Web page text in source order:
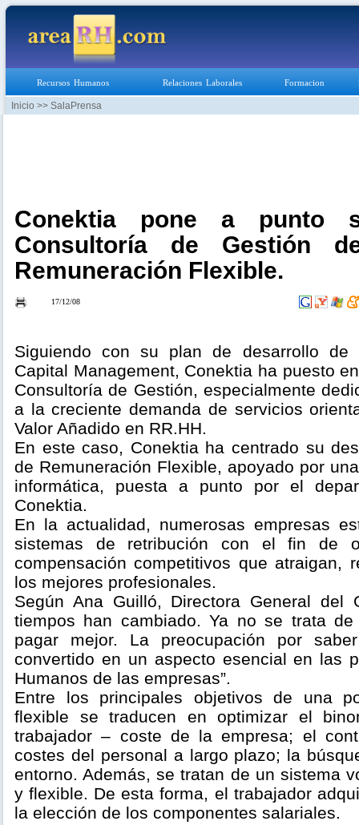
Recursos Humanos Relaciones Laborales Formacion
Inicio >> SalaPrensa
Conektia pone a punto
Consultoría de Gestión
Remuneración Flexible.
17/12/08
Siguiendo con su plan de desarrollo de
Capital Management, Conektia ha puesto
Consultoría de Gestión, especialmente
a la creciente demanda de servicios
Valor Añadido en RR.HH.
En este caso, Conektia ha centrado su
de Remuneración Flexible, apoyado por
informática, puesta a punto por el
Conektia.
En la actualidad, numerosas empresas
sistemas de retribución con el fin de
compensación competitivos que atraigan,
los mejores profesionales.
Según Ana Guilló, Directora General del
tiempos han cambiado. Ya no se trata
pagar mejor. La preocupación por
convertido en un aspecto esencial en las
Humanos de las empresas”.
Entre los principales objetivos de una
flexible se traducen en optimizar el
trabajador – coste de la empresa; el
costes del personal a largo plazo; la
entorno. Además, se tratan de un sistema
y flexible. De esta forma, el trabajador
la elección de los componentes salariales.